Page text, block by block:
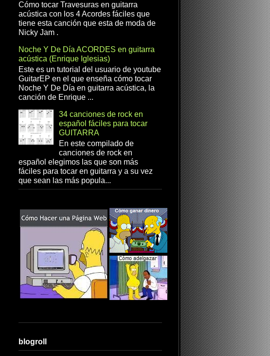
Cómo tocar Travesuras en guitarra
acústica con los 4 Acordes fáciles que
tiene esta canción que esta de moda de
Nicky Jam .
Noche Y De Día ACORDES en guitarra
acústica (Enrique Iglesias)
Este es un tutorial del usuario de youtube
GuitarEP en el que enseña cómo tocar
Noche Y De Día en guitarra acústica, la
canción de Enrique ...
34 canciones de rock en
español fáciles para tocar
GUITARRA
En este compilado de
canciones de rock en
español elegimos las que son más
fáciles para tocar en guitarra y a su vez
que sean las más popula...
blogroll